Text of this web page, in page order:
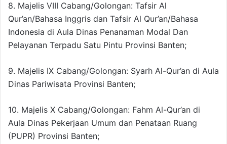
8. Majelis VIII Cabang/Golongan: Tafsir Al
Qur’an/Bahasa Inggris dan Tafsir Al Qur’an/Bahasa
Indonesia di Aula Dinas Penanaman Modal Dan
Pelayanan Terpadu Satu Pintu Provinsi Banten;
9. Majelis IX Cabang/Golongan: Syarh Al-Qur’an di Aula
Dinas Pariwisata Provinsi Banten;
10. Majelis X Cabang/Golongan: Fahm Al-Qur’an di
Aula Dinas Pekerjaan Umum dan Penataan Ruang
(PUPR) Provinsi Banten;